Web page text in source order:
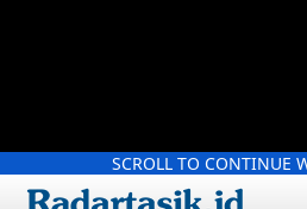
SCROLL TO CONTINUE